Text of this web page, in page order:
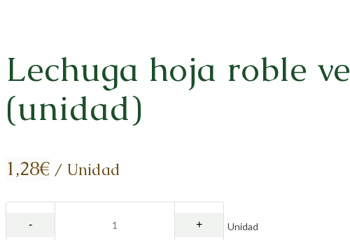
Lechuga hoja roble
(unidad)
1,28€ / Unidad
Unidad